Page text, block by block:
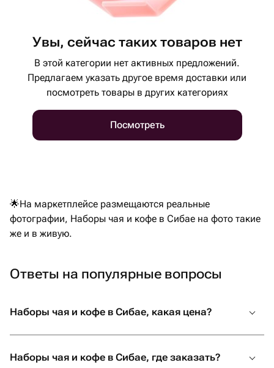
Увы, сейчас таких товаров нет
В этой категории нет активных предложений.
Предлагаем указать другое время доставки или
посмотреть товары в других категориях
Посмотреть
🌟На маркетплейсе размещаются реальные
фотографии, Наборы чая и кофе в Сибае на фото такие
же и в живую.
Ответы на популярные вопросы
Наборы чая и кофе в Сибае, какая цена?
Наборы чая и кофе в Сибае, где заказать?